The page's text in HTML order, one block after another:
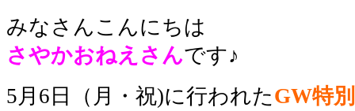
みなさんこんにちは
さやかおねえさんです♪
5月6日（月・祝)に行われたGW特